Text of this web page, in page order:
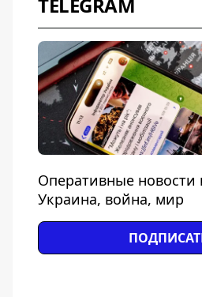
Оперативные новости
Украина, война, мир